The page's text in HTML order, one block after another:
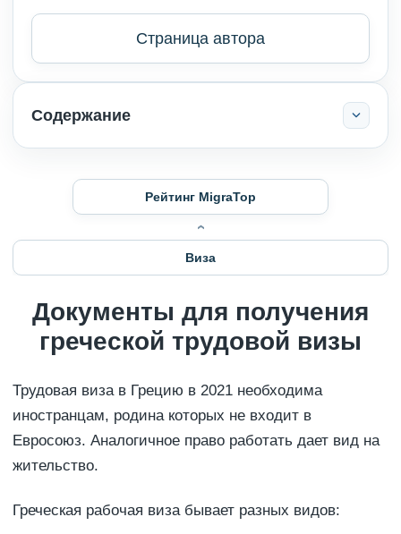
Страница автора
Содержание
Рейтинг MigraTop
Виза
Документы для получения
греческой трудовой визы
Трудовая виза в Грецию в 2021 необходима
иностранцам, родина которых не входит в
Евросоюз. Аналогичное право работать дает вид на
жительство.
Греческая рабочая виза бывает разных видов: